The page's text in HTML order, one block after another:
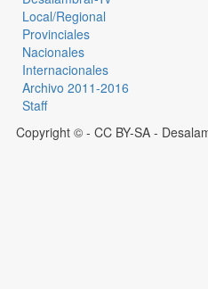
Local/Regional
Provinciales
Nacionales
Internacionales
Archivo 2011-2016
Staff
Copyright © - CC BY-SA -